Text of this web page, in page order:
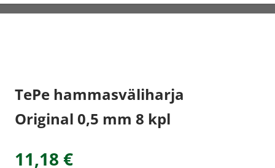
TePe hammasväliharja
Original 0,5 mm 8 kpl
11,18 €